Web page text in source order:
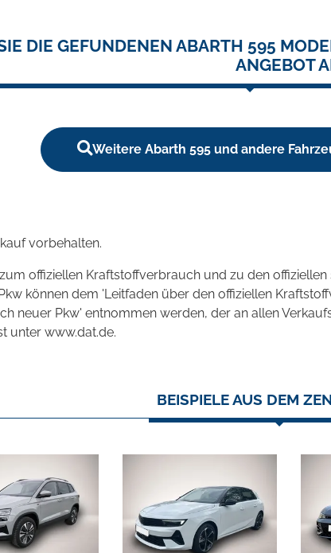
DIE GEFUNDENEN ABARTH 595
ANGEBOT
Weitere Abarth 595 und andere
vorbehalten.
offiziellen Kraftstoffverbrauch und zu den offiziellen
können dem 'Leitfaden über den offiziellen
neuer Pkw' entnommen werden, der an allen
unter www.dat.de.
BEISPIELE AUS DEM